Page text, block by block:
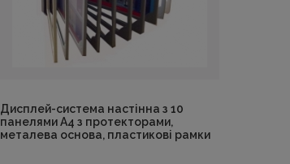
Дисплей-система настінна з 10
панелями A4 з протекторами,
металева основа, пластикові рамки